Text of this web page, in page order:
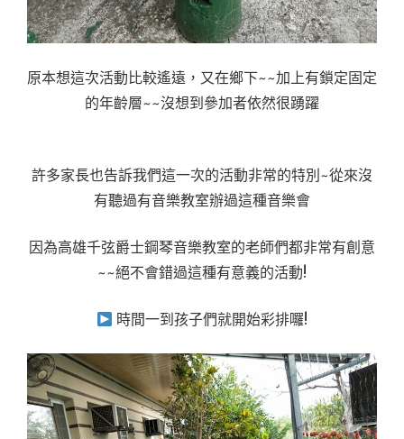
原本想這次活動比較遙遠，又在鄉下~~加上有鎖定固定
的年齡層~~沒想到參加者依然很踴躍
許多家長也告訴我們這一次的活動非常的特別~從來沒
有聽過有音樂教室辦過這種音樂會
因為高雄千弦爵士鋼琴音樂教室的老師們都非常有創意
~~絕不會錯過這種有意義的活動!
時間一到孩子們就開始彩排囉!